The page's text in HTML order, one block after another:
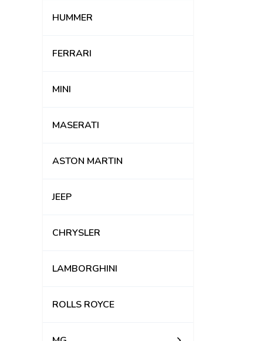
HUMMER
FERRARI
MINI
MASERATI
ASTON MARTIN
JEEP
CHRYSLER
LAMBORGHINI
ROLLS ROYCE